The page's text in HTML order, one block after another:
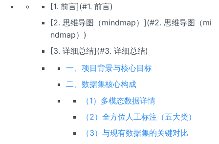
[1. 前言](#1. 前言)
[2. 思维导图（mindmap）](#2. 思维导图（mi
ndmap）)
[3. 详细总结](#3. 详细总结)
一、项目背景与核心目标
二、数据集核心构成
（1）多模态数据详情
（2）全方位人工标注（五大类）
（3）与现有数据集的关键对比